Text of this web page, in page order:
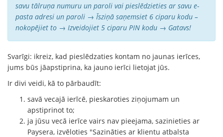
savu tālruņa numuru un paroli vai pieslēdzieties ar savu e-
pasta adresi un paroli → Īsziņā saņemsiet 6 ciparu kodu –
nokopējiet to → Izveidojiet 5 ciparu PIN kodu → Gatavs!
Svarīgi: ikreiz, kad pieslēdzaties kontam no jaunas ierīces,
jums būs jāapstiprina, ka jauno ierīci lietojat jūs.
Ir divi veidi, kā to pārbaudīt:
savā vecajā ierīcē, pieskaroties ziņojumam un
apstiprinot to;
ja jūsu vecā ierīce vairs nav pieejama, sazinieties ar
Paysera, izvēloties "Sazināties ar klientu atbalsta